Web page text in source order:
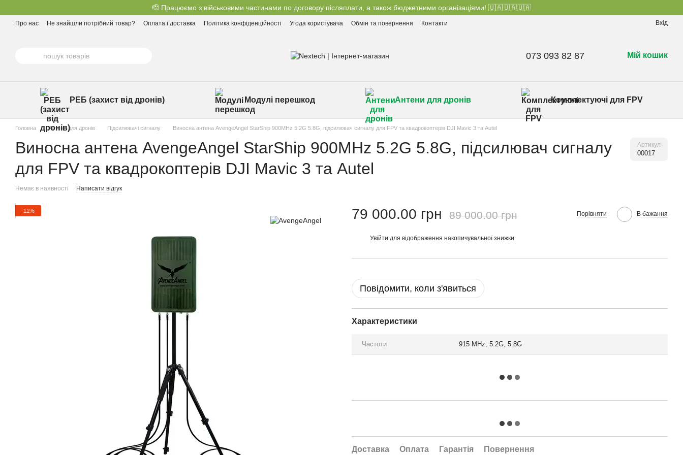
🫡 Працюємо з військовими частинами по договору післяплати, а також бюджетними організаціями! 🇺🇦🇺🇦🇺🇦
Про нас Не знайшли потрібний товар? Оплата і доставка Політика конфіденційності Угода користувача Обмін та повернення Контакти Вхід
073 093 82 87 Мій кошик
РЕБ (захист від дронів) Модулі перешкод Антени для дронів Комплектуючі для FPV
Головна Антени для дронів Підсилювачі сигналу Виносна антена AvengeAngel StarShip 900MHz 5.2G 5.8G, підсилювач сигналу для FPV та квадрокоптерів DJI Mavic 3 та Autel
Виносна антена AvengeAngel StarShip 900MHz 5.2G 5.8G, підсилювач сигналу
для FPV та квадрокоптерів DJI Mavic 3 та Autel
Артикул
00017
Немає в наявності Написати відгук
−11% 79 000.00 грн 89 000.00 грн Порівняти В бажання
Увійти для відображення накопичувальної знижки
Повідомити, коли з'явиться
Характеристики
Частоти 915 MHz, 5.2G, 5.8G
Доставка Оплата Гарантія Повернення